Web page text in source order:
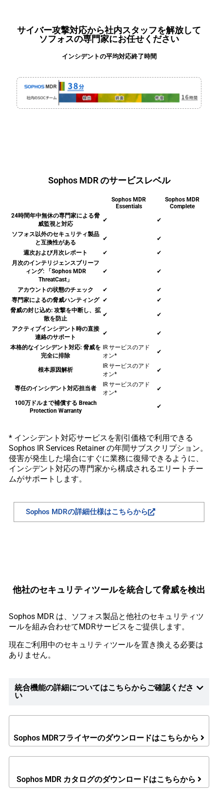
サイバー攻撃対応から社内スタッフを解放して
ソフォスの専門家にお任せください
インシデントの平均対応終了時間
Sophos MDR のサービスレベル
Sophos MDR
Essentials
Sophos MDR
Complete
24時間年中無休の専門家による脅
威監視と対応
✔ ✔
ソフォス以外のセキュリティ製品
と互換性がある
✔ ✔
週次および月次レポート ✔
✔
月次のインテリジェンスブリーフ
ィング: 「Sophos MDR
ThreatCast」
✔ ✔
アカウントの状態のチェック ✔
✔
専門家によるの脅威ハンティング ✔
✔
脅威の封じ込め: 攻撃を中断し、拡
散を防止
✔ ✔
アクティブインシデント時の直接
連絡のサポート
✔ ✔
本格的なインシデント対応: 脅威を
完全に排除
IR サービスのアド
オン*
✔
根本原因解析
IR サービスのアド
オン*
✔
専任のインシデント対応担当者
IR サービスのアド
オン*
✔
100万ドルまで補償する Breach
Protection Warranty
✔
* インシデント対応サービスを割引価格で利用できる
Sophos IR Services Retainer の年間サブスクリプション。
侵害が発生した場合にすぐに業務に復帰できるように、
インシデント対応の専門家から構成されるエリートチー
ムがサポートします。
Sophos MDRの詳細仕様はこちらから
他社のセキュリティツールを統合して脅威を検出
Sophos MDR は、ソフォス製品と他社のセキュリティツ
ールを組み合わせてMDRサービスをご提供します。
現在ご利用中のセキュリティツールを置き換える必要は
ありません。
統合機能の詳細についてはこちらからご確認くださ
い
Sophos MDRフライヤーのダウンロードはこちらから
Sophos MDR カタログのダウンロードはこちらから